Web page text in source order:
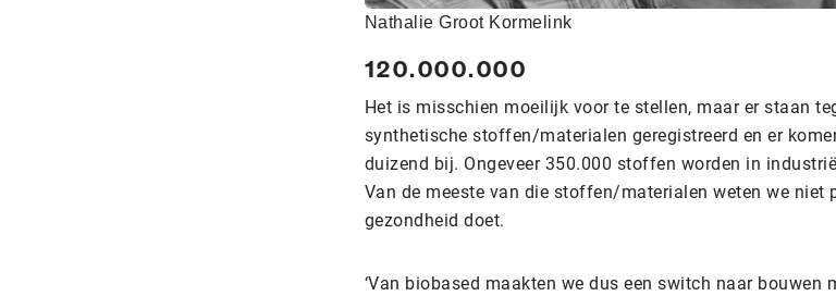
Nathalie Groot Kormelink
120.000.000
Het is misschien moeilijk voor te stellen, maar er staan
synthetische stoffen/materialen geregistreerd en er
duizend bij. Ongeveer 350.000 stoffen worden in
Van de meeste van die stoffen/materialen weten we niet
gezondheid doet.
‘Van biobased maakten we dus een switch naar bouwen